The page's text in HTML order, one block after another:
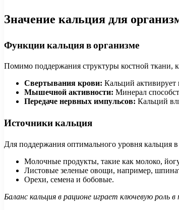
Значение кальция для
Функции кальция в организме
Помимо поддержания структуры костной ткани,
Свертывания крови: Кальций
Мышечной активности: Минерал
Передаче нервных импульсов: Кальций
Источники кальция
Для поддержания оптимального уровня кальция
Молочные продукты, такие как молоко,
Листовые зеленые овощи, например,
Орехи, семена и бобовые.
Баланс кальция в рационе играет ключевую роль